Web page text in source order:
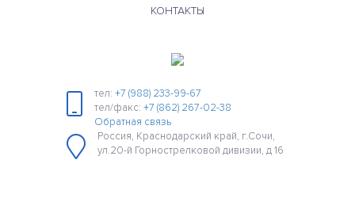
КОНТАКТЫ
тел: +7 (988) 233-99-67
тел/факс: +7 (862) 267-02-38
Обратная связь
Россия, Краснодарский край, г.Сочи,
ул.20-й Горнострелковой дивизии, д 16